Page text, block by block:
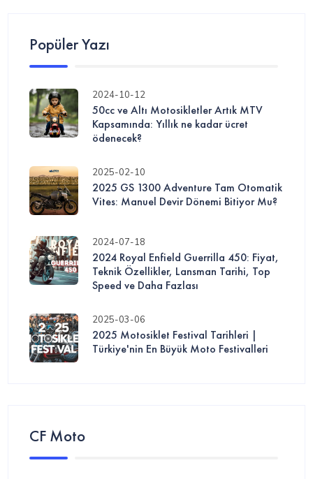
Popüler Yazı
2024-10-12
50cc ve Altı Motosikletler Artık MTV
Kapsamında: Yıllık ne kadar ücret
ödenecek?
2025-02-10
2025 GS 1300 Adventure Tam Otomatik
Vites: Manuel Devir Dönemi Bitiyor Mu?
2024-07-18
2024 Royal Enfield Guerrilla 450: Fiyat,
Teknik Özellikler, Lansman Tarihi, Top
Speed ve Daha Fazlası
2025-03-06
2025 Motosiklet Festival Tarihleri |
Türkiye'nin En Büyük Moto Festivalleri
CF Moto